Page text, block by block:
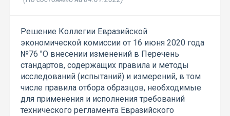
Решение Коллегии Евразийской
экономической комиссии от 16 июня 2020 года
№76 "О внесении изменений в Перечень
стандартов, содержащих правила и методы
исследований (испытаний) и измерений, в том
числе правила отбора образцов, необходимые
для применения и исполнения требований
технического регламента Евразийского